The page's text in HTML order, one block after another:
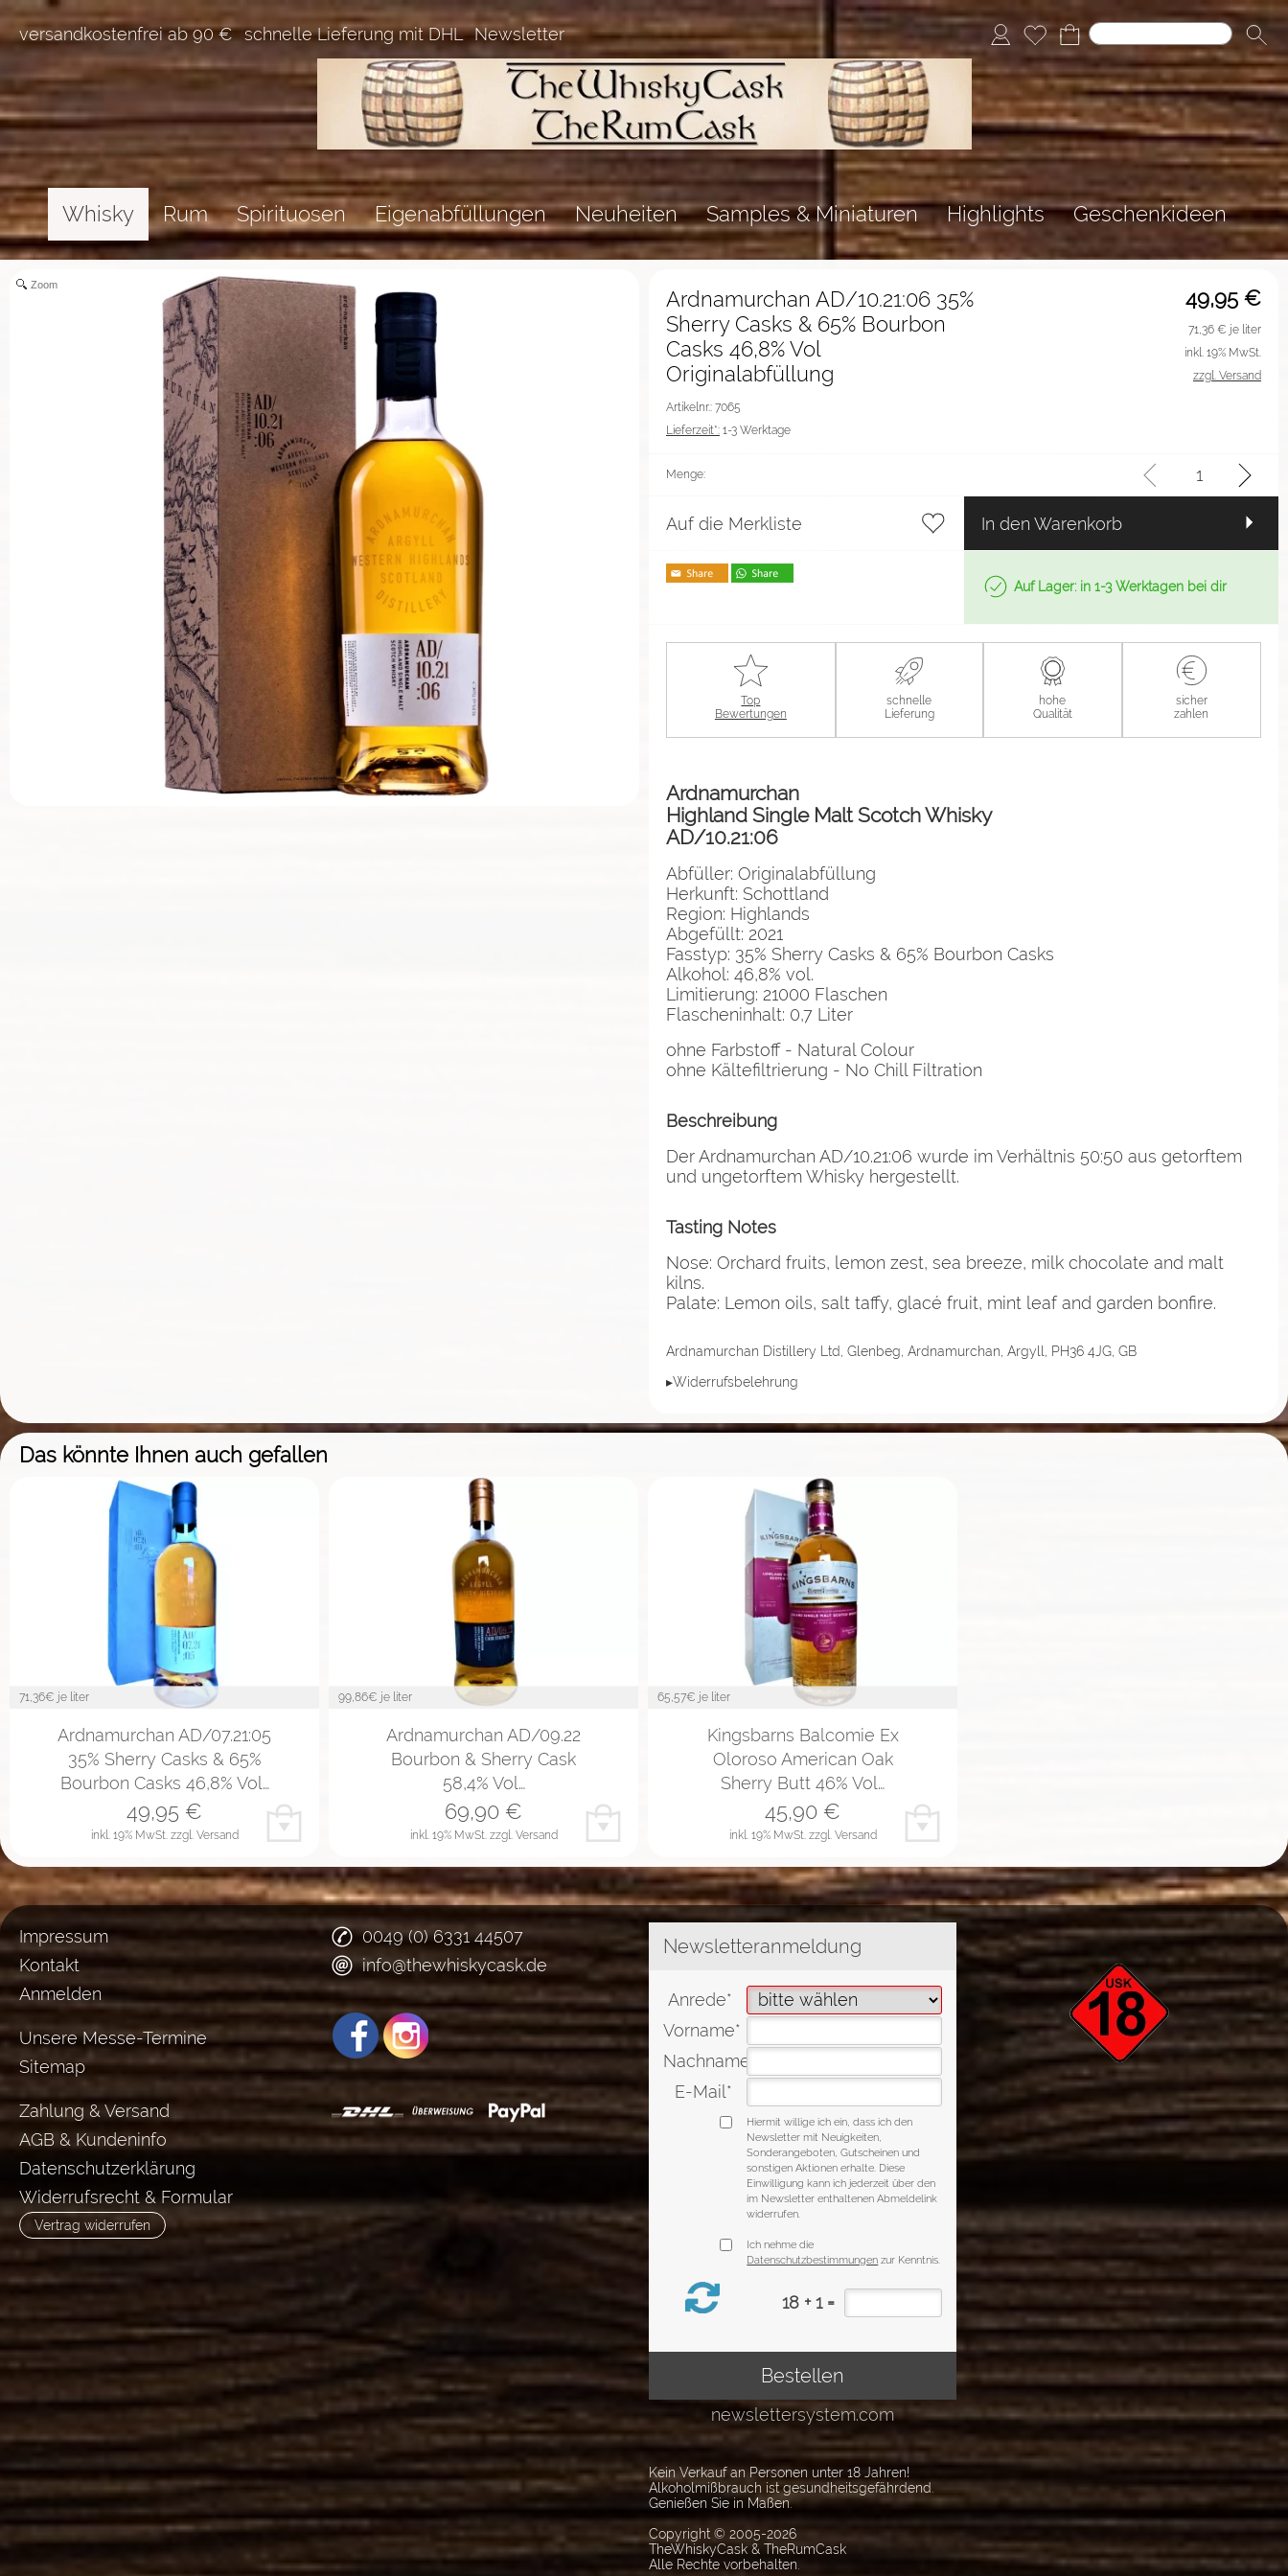
versandkostenfrei ab 90 € schnelle Lieferung mit DHL Newsletter
Whisky Rum Spirituosen Eigenabfüllungen Neuheiten Samples & Miniaturen Highlights Geschenkideen
%Sale%
Zoom
49,95 €
Ardnamurchan AD/10.21:06 35%
Sherry Casks & 65% Bourbon
Casks 46,8% Vol
Originalabfüllung
Artikelnr.: 7065
Lieferzeit*: 1-3 Werktage
71,36 € je liter
inkl. 19% MwSt.
zzgl. Versand
Menge:
Auf die Merkliste In den Warenkorb
Auf Lager: in 1-3 Werktagen bei dir
Top
Bewertungen
schnelle
Lieferung
hohe
Qualität
sicher
zahlen
Ardnamurchan
Highland Single Malt Scotch Whisky
AD/10.21:06
Abfüller: Originalabfüllung
Herkunft: Schottland
Region: Highlands
Abgefüllt: 2021
Fasstyp: 35% Sherry Casks & 65% Bourbon Casks
Alkohol: 46,8% vol.
Limitierung: 21000 Flaschen
Flascheninhalt: 0,7 Liter
ohne Farbstoff - Natural Colour
ohne Kältefiltrierung - No Chill Filtration
Beschreibung
Der Ardnamurchan AD/10.21:06 wurde im Verhältnis 50:50 aus getorftem
und ungetorftem Whisky hergestellt.
Tasting Notes
Nose: Orchard fruits, lemon zest, sea breeze, milk chocolate and malt
kilns.
Palate: Lemon oils, salt taffy, glacé fruit, mint leaf and garden bonfire.
Ardnamurchan Distillery Ltd, Glenbeg, Ardnamurchan, Argyll, PH36 4JG, GB
▸Widerrufsbelehrung
Das könnte Ihnen auch gefallen
71,36€ je liter
Ardnamurchan AD/07.21:05
35% Sherry Casks & 65%
Bourbon Casks 46,8% Vol…
inkl. 19% MwSt. zzgl. Versand
49,95 €
99,86€ je liter
Ardnamurchan AD/09.22
Bourbon & Sherry Cask
58,4% Vol…
inkl. 19% MwSt. zzgl. Versand
69,90 €
65,57€ je liter
Kingsbarns Balcomie Ex
Oloroso American Oak
Sherry Butt 46% Vol…
inkl. 19% MwSt. zzgl. Versand
45,90 €
Impressum
Kontakt
Anmelden
Unsere Messe-Termine
Sitemap
Zahlung & Versand
AGB & Kundeninfo
Datenschutzerklärung
Widerrufsrecht & Formular
Vertrag widerrufen
0049 (0) 6331 44507
info@thewhiskycask.de
Kein Verkauf an Personen unter 18 Jahren!
Alkoholmißbrauch ist gesundheitsgefährdend.
Genießen Sie in Maßen.
Copyright © 2005-2026
TheWhiskyCask & TheRumCask
Alle Rechte vorbehalten.